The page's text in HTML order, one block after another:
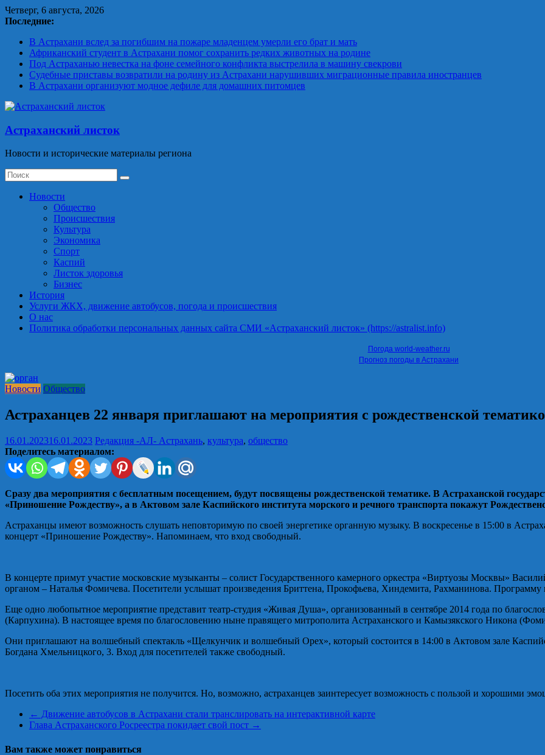
Skip
to
Четверг, 6 августа, 2026
Последние:
В Астрахани вслед за погибшим на пожаре младенцем умерли его брат и мать
Африканский студент в Астрахани помог сохранить редких животных на родине
Под Астраханью невестка на фоне семейного конфликта выстрелила в машину свекрови
Судебные приставы возвратили на родину из Астрахани нарушивших миграционные правила иностранцев
В Астрахани организуют модное дефиле для домашних питомцев
Астраханский листок
Новости и исторические материалы региона
Новости
Общество
Происшествия
Культура
Экономика
Спорт
Каспий
Листок здоровья
Бизнес
История
Услуги ЖКХ, движение автобусов, погода и происшествия
О нас
Политика обработки персональных данных сайта СМИ «Астраханский листок» (https://astralist.info)
Погода world-weather.ru
Прогноз погоды в Астрахани
Новости Общество
Астраханцев 22 января приглашают на мероприятия с рождественской
16.01.202316.01.2023 Редакция -АЛ- Астрахань, культура, общество
Поделитесь материалом:
Сразу два мероприятия с бесплатным посещением, будут посвящены рождественской тематике. В Астраханской
«Приношение Рождеству», а в Актовом зале Каспийского института морского и речного транспорта покажут
Астраханцы имеют возможность слушать неповторимую по своей энергетике органную музыку. В воскресенье в 15:00 в
концерт «Приношение Рождеству». Напоминаем, что вход свободный.
В концерте примут участие московские музыканты – солист Государственного камерного оркестра «Виртуозы Москвы»
органом – Наталья Фомичева. Посетители услышат произведения Бриттена, Прокофьева, Хиндемита, Рахманинова. Программу
Еще одно любопытное мероприятие представит театр-студия «Живая Душа», организованный в сентябре 2014 года по
(Карпухина). В настоящее время по благословению ныне правящего митрополита Астраханского и Камызякского Никона
Они приглашают на волшебный спектакль «Щелкунчик и волшебный Орех», который состоится в 14:00 в Актовом зале
Богдана Хмельницкого, 3. Вход для посетителей также свободный.
Посетить оба этих мероприятия не получится. Но, возможно, астраханцев заинтересует возможность с пользой и хорошими
← Движение автобусов в Астрахани стали транслировать на интерактивной карте
Глава Астраханского Росреестра покидает свой пост →
Вам также может понравиться